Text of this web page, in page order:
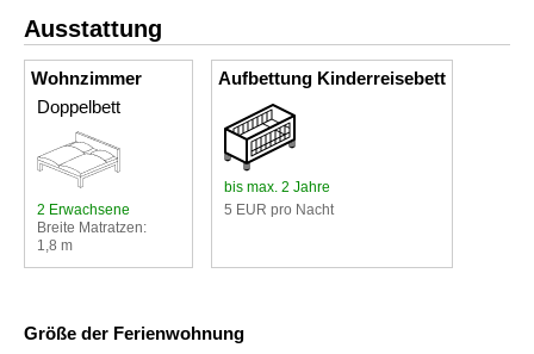
Ausstattung
Wohnzimmer
Doppelbett
2 Erwachsene
Breite Matratzen:
1,8 m
Aufbettung Kinderreisebett
bis max. 2 Jahre
5 EUR pro Nacht
Größe der Ferienwohnung